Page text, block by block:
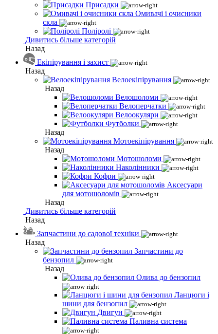
Присадки
Омивачі і очисники
скла
Поліролі
Дивитись більше категорій
Назад
Екіпірування і захист
Назад
Велоекіпірування
Назад
Велошоломи
Велоперчатки
Велоокуляри
Футболки
Назад
Мотоекіпірування
Назад
Мотошоломи
Наколінники
Кофри
Аксесуари
для мотошоломів
Назад
Дивитись більше категорій
Назад
Запчастини до садової техніки
Назад
Запчастини до
бензопил
Назад
Олива до бензопил
Ланцюги і
шини для бензопил
Двигун
Паливна система